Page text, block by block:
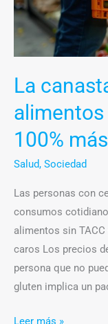
La
100%
Salud, Sociedad
Las personas con
consumos
alimentos sin
caros Los precios
persona que no
gluten implica un
es
casi
más
cara
Leer más »